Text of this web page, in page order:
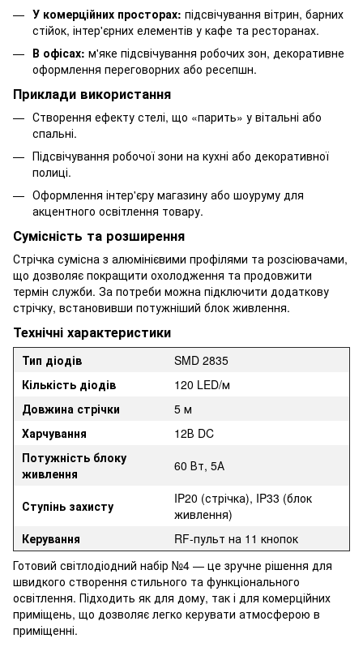
У комерційних просторах: підсвічування вітрин, барних
стійок, інтер'єрних елементів у кафе та ресторанах.
В офісах: м'яке підсвічування робочих зон, декоративне
оформлення переговорних або ресепшн.
Приклади використання
Створення ефекту стелі, що «парить» у вітальні або
спальні.
Підсвічування робочої зони на кухні або декоративної
полиці.
Оформлення інтер'єру магазину або шоуруму для
акцентного освітлення товару.
Сумісність та розширення
Стрічка сумісна з алюмінієвими профілями та розсіювачами,
що дозволяє покращити охолодження та продовжити
термін служби. За потреби можна підключити додаткову
стрічку, встановивши потужніший блок живлення.
Технічні характеристики
Тип діодів
SMD 2835
Кількість діодів
120 LED/м
Довжина стрічки
5 м
Харчування
12В DC
Потужність блоку
живлення
60 Вт, 5А
Ступінь захисту
IP20 (стрічка), IP33 (блок
живлення)
Керування
RF-пульт на 11 кнопок
Готовий світлодіодний набір №4 — це зручне рішення для
швидкого створення стильного та функціонального
освітлення. Підходить як для дому, так і для комерційних
приміщень, що дозволяє легко керувати атмосферою в
приміщенні.